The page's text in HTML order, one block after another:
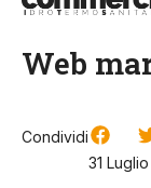
Web
Condividi
31